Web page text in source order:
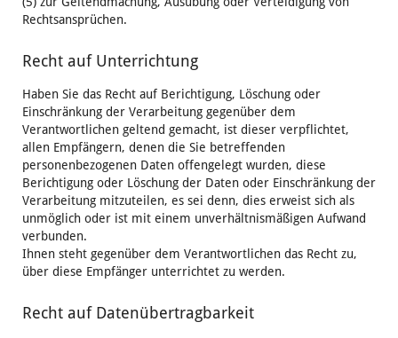
Rechtsansprüchen.
Recht auf Unterrichtung
Haben Sie das Recht auf Berichtigung, Löschung oder
Einschränkung der Verarbeitung gegenüber dem
Verantwortlichen geltend gemacht, ist dieser verpflichtet,
allen Empfängern, denen die Sie betreffenden
personenbezogenen Daten offengelegt wurden, diese
Berichtigung oder Löschung der Daten oder Einschränkung der
Verarbeitung mitzuteilen, es sei denn, dies erweist sich als
unmöglich oder ist mit einem unverhältnismäßigen Aufwand
verbunden.
Ihnen steht gegenüber dem Verantwortlichen das Recht zu,
über diese Empfänger unterrichtet zu werden.
Recht auf Datenübertragbarkeit